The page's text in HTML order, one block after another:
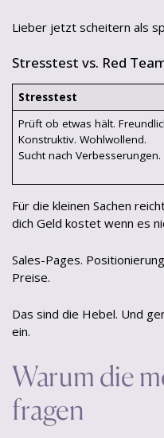
Lieber jetzt scheitern als
Stresstest vs. Red
Stresstest
Prüft ob etwas hält.
Konstruktiv. Wohlwollend.
Sucht nach Verbesserungen.
Für die kleinen Sachen
dich Geld kostet wenn es
Sales-Pages.
Preise.
Das sind die Hebel. Und
ein.
Warum die
fragen